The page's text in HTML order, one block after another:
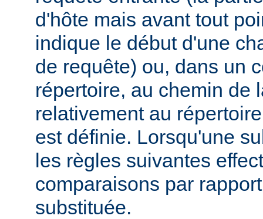
d'hôte mais avant tout
indique le début d'une
de requête) ou, dans un
répertoire, au chemin de
relativement au
est définie. Lorsqu'une
les règles suivantes
comparaisons par
substituée.